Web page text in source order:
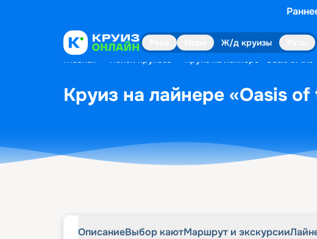
Ж/д круизы
Главная Поиск круизов Круиз на лайнере «Oasis of the
Круиз на лайнере «Oasis of
ОписаниеВыбор каютМаршрут и экскурсии